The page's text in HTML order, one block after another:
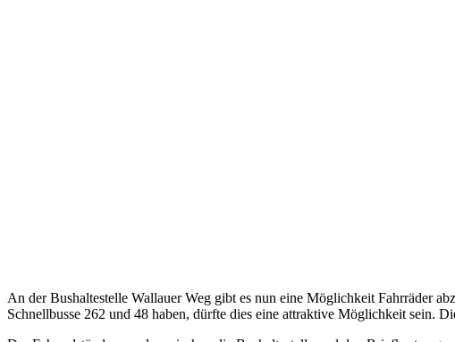
An der Bushaltestelle Wallauer Weg gibt es nun eine Möglichkeit Fahrräder
Schnellbusse 262 und 48 haben, dürfte dies eine attraktive Möglichkeit sein.